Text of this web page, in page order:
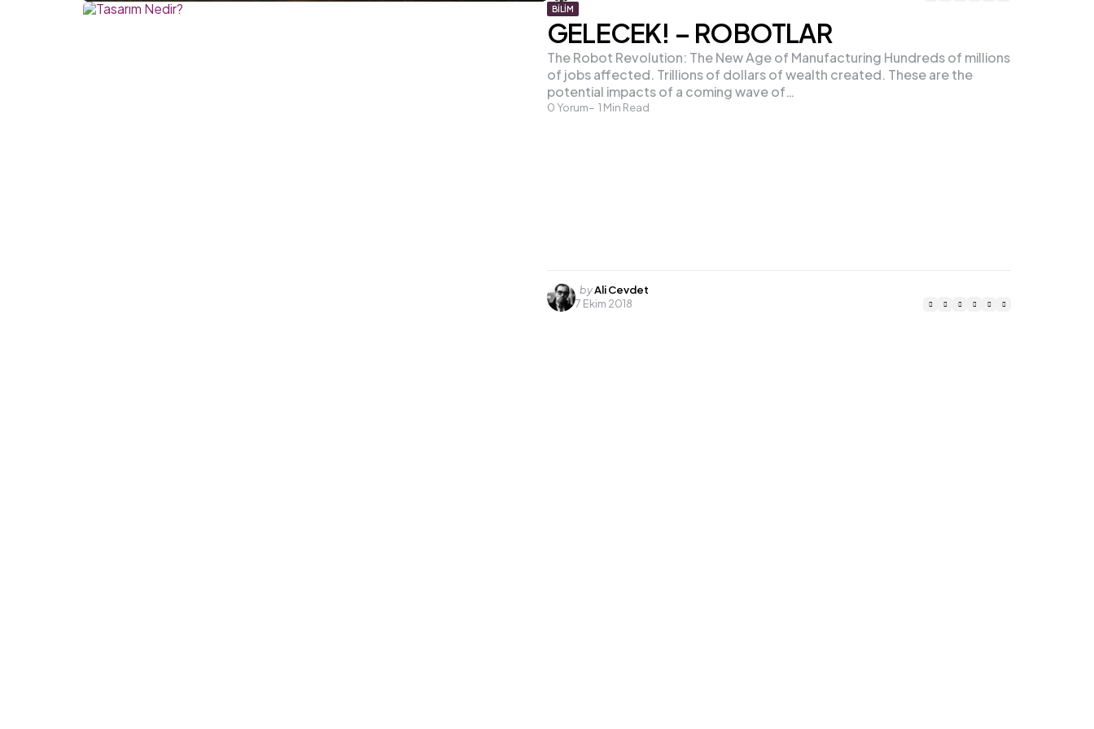
BILIM
GELECEK! – ROBOTLAR
0 Yorum 1 Min Read
The Robot Revolution: The New Age of Manufacturing Hundreds of millions
of jobs affected. Trillions of dollars of wealth created. These are the
potential impacts of a coming wave of…
Posted
by
byAli Cevdet
7 Ekim 2018